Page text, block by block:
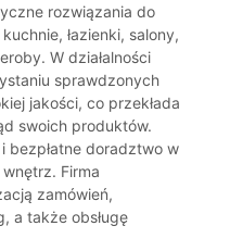
rozwiązania do
łazienki, salony,
W działalności
sprawdzonych
jakości, co przekłada
swoich produktów.
bezpłatne doradztwo w
Firma
zamówień,
a także obsługę